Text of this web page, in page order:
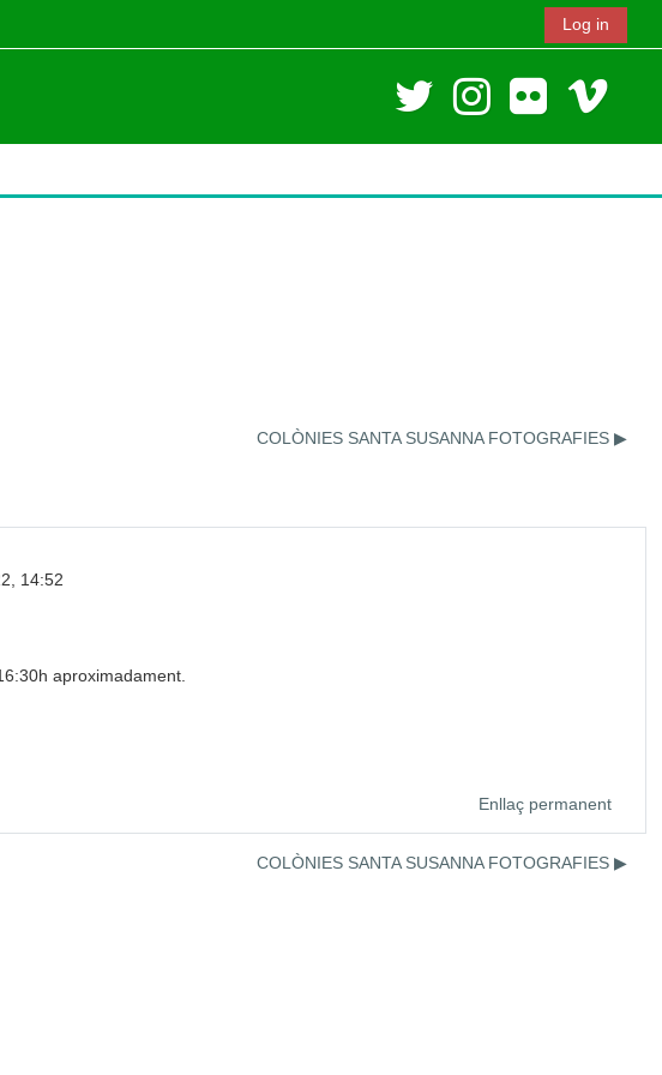
Log in
COLÒNIES SANTA SUSANNA FOTOGRAFIES ▶︎
14:52
aproximadament.
Enllaç permanent
COLÒNIES SANTA SUSANNA FOTOGRAFIES ▶︎